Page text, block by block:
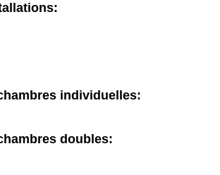
individuelles:
doubles: